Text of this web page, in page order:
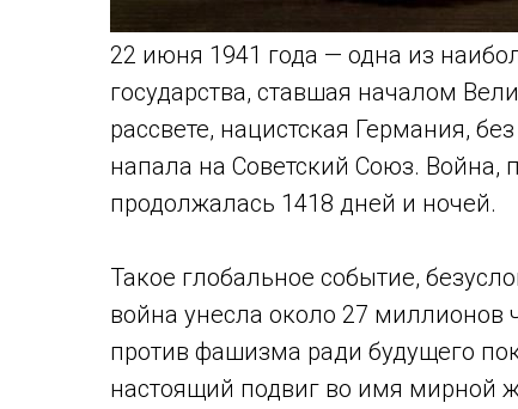
22 июня 1941 года — одна из
государства, ставшая началом
рассвете, нацистская Германия,
напала на Советский Союз. Война,
продолжалась 1418 дней и ночей.
Такое глобальное событие,
война унесла около 27 миллионов
против фашизма ради будущего
настоящий подвиг во имя мирной